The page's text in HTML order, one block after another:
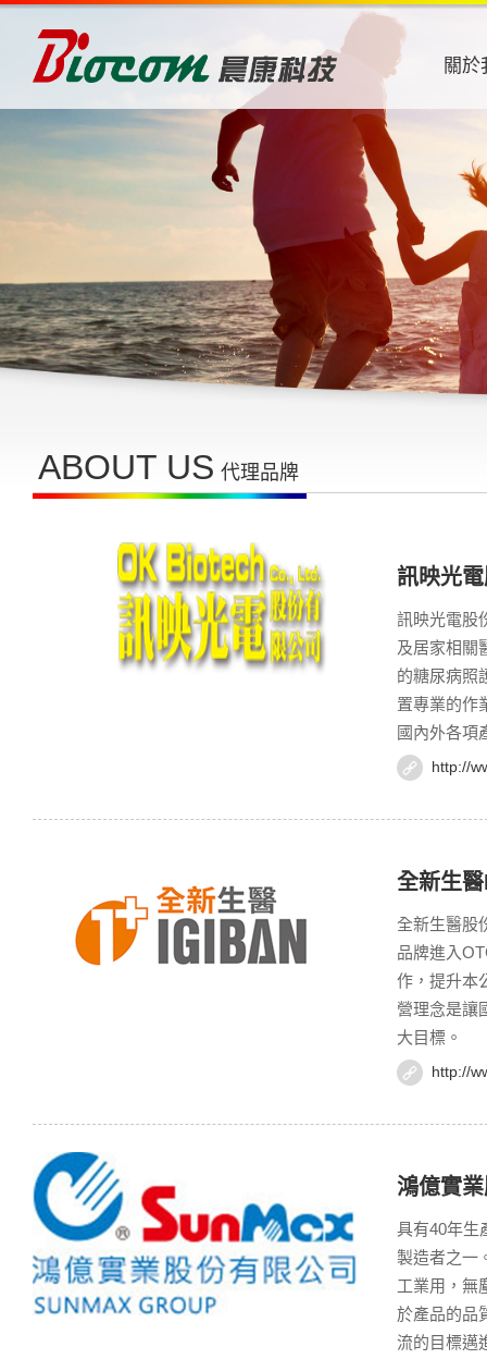
關於
ABOUT US 代理品牌
訊映光
訊映光電股
及居家相關
的糖尿病照
置專業的作
國內外各項
http://
全新生
全新生醫股
品牌進入
作，提升本
營理念是讓
大目標。
http://
鴻億實
具有40年生
製造者之一
工業用，無
於產品的品
流的目標邁